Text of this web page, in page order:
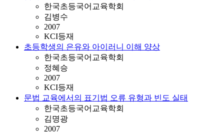
한국초등국어교육학회
김병수
2007
KCI등재
초등학생의 은유와 아이러니 이해 양상
한국초등국어교육학회
정혜승
2007
KCI등재
문법 교육에서의 표기법 오류 유형과 빈도 실태
한국초등국어교육학회
김명광
2007